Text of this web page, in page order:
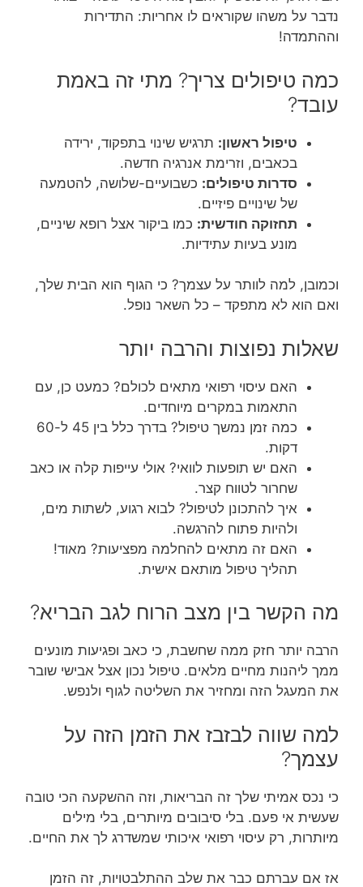
נדבר על משהו שקוראים לו אחריות: התדירות
וההתמדה!
כמה טיפולים צריך? מתי זה באמת
עובד?
טיפול ראשון: תרגיש שינוי בתפקוד, ירידה
בכאבים, וזרימת אנרגיה חדשה.
סדרות טיפולים: כשבועיים-שלושה, להטמעה
של שינויים פיזיים.
תחזוקה חודשית: כמו ביקור אצל רופא שיניים,
מונע בעיות עתידיות.
וכמובן, למה לוותר על עצמך? כי הגוף הוא הבית שלך,
ואם הוא לא מתפקד – כל השאר נופל.
שאלות נפוצות והרבה יותר
האם עיסוי רפואי מתאים לכולם? כמעט כן, עם
התאמות במקרים מיוחדים.
כמה זמן נמשך טיפול? בדרך כלל בין 45 ל-60
דקות.
האם יש תופעות לוואי? אולי עייפות קלה או כאב
שחרור לטווח קצר.
איך להתכונן לטיפול? לבוא רגוע, לשתות מים,
ולהיות פתוח להרגשה.
האם זה מתאים להחלמה מפציעות? מאוד!
תהליך טיפול מותאם אישית.
מה הקשר בין מצב הרוח לגב הבריא?
הרבה יותר חזק ממה שחשבת, כי כאב ופגיעות מונעים
ממך ליהנות מחיים מלאים. טיפול נכון אצל אבישי שובר
את המעגל הזה ומחזיר את השליטה לגוף ולנפש.
למה שווה לבזבז את הזמן הזה על
עצמך?
כי נכס אמיתי שלך זה הבריאות, וזה ההשקעה הכי טובה
שעשית אי פעם. בלי סיבובים מיותרים, בלי מילים
מיותרות, רק עיסוי רפואי איכותי שמשדרג לך את החיים.
אז אם עברתם כבר את שלב ההתלבטויות, זה הזמן